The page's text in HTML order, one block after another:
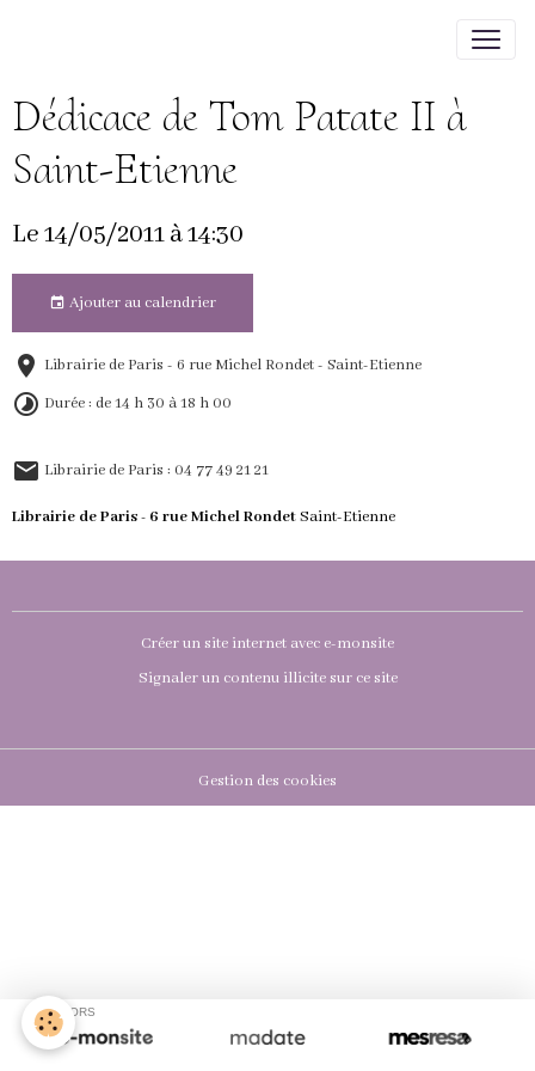
Dédicace de Tom Patate II à
Saint-Etienne
Le 14/05/2011à 14:30
Ajouter au calendrier
Librairie de Paris - 6 rue Michel Rondet - Saint-Etienne
Durée : de 14 h 30 à 18 h 00
Librairie de Paris : 04 77 49 21 21
Librairie de Paris - 6 rue Michel RondetSaint-Etienne
Créer un site internet avec e-monsite
Signaler un contenu illicite sur ce site
Gestion des cookies
SPONSORS